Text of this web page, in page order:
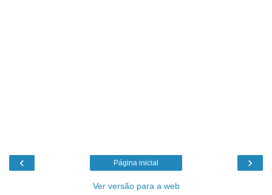
‹ ›
Página inicial
Ver versão para a web